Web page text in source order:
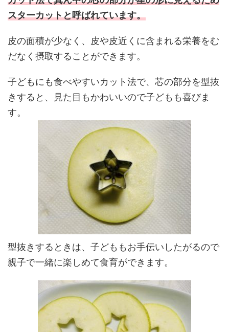
スターカットと呼ばれています。
皮の面積が少なく、皮や皮近くに含まれる栄養をむ
だなく摂取することができます。
子どもにも食べやすいカット法で、芯の部分を型抜
きすると、見た目もかわいいので子どもも喜びま
す。
型抜きするときは、子どももお手伝いしたがるので
親子で一緒に楽しめて食育ができます。